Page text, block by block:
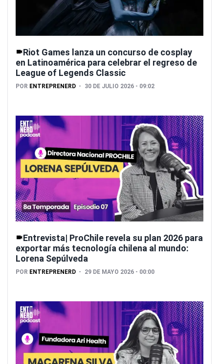
Riot Games lanza un concurso de cosplay
en Latinoamérica para celebrar el regreso de
League of Legends Classic
POR ENTREPRENERD 30 DE JULIO 2026 - 09:02
Entrevista| ProChile revela su plan 2026 para
exportar más tecnología chilena al mundo:
Lorena Sepúlveda
POR ENTREPRENERD 29 DE MAYO 2026 - 00:00